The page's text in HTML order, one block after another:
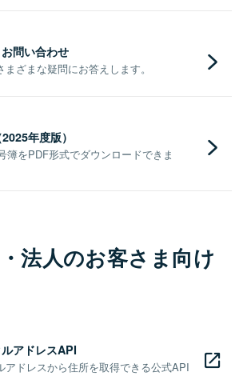
問い合わせ
ざまな疑問にお答えします。
年度版）
簿をPDF形式でダウンロードできま
法人のお客さま向け
アドレスAPI
アドレスから住所を取得できる公式API